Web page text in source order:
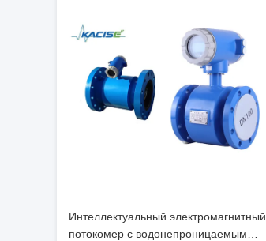
Интеллектуальный электромагнитный
потокомер с водонепроницаемым